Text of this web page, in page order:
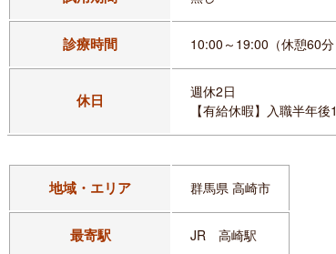
診療時間 10:00～19:00（休憩60分
休日
週休2日
【有給休暇】入職半年
地域・エリア 群馬県 高崎市
最寄駅 JR 高崎駅